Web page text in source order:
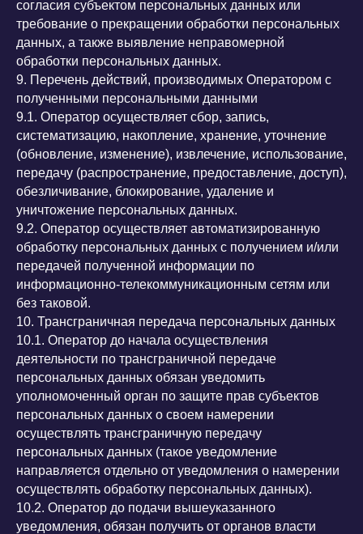
согласия субъектом персональных данных или
требование о прекращении обработки персональных
данных, а также выявление неправомерной
обработки персональных данных.
9. Перечень действий, производимых Оператором с
полученными персональными данными
9.1. Оператор осуществляет сбор, запись,
систематизацию, накопление, хранение, уточнение
(обновление, изменение), извлечение, использование,
передачу (распространение, предоставление, доступ),
обезличивание, блокирование, удаление и
уничтожение персональных данных.
9.2. Оператор осуществляет автоматизированную
обработку персональных данных с получением и/или
передачей полученной информации по
информационно-телекоммуникационным сетям или
без таковой.
10. Трансграничная передача персональных данных
10.1. Оператор до начала осуществления
деятельности по трансграничной передаче
персональных данных обязан уведомить
уполномоченный орган по защите прав субъектов
персональных данных о своем намерении
осуществлять трансграничную передачу
персональных данных (такое уведомление
направляется отдельно от уведомления о намерении
осуществлять обработку персональных данных).
10.2. Оператор до подачи вышеуказанного
уведомления, обязан получить от органов власти